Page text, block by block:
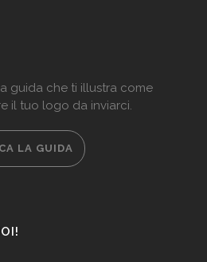
guida che ti illustra come
il tuo logo da inviarci.
LA GUIDA